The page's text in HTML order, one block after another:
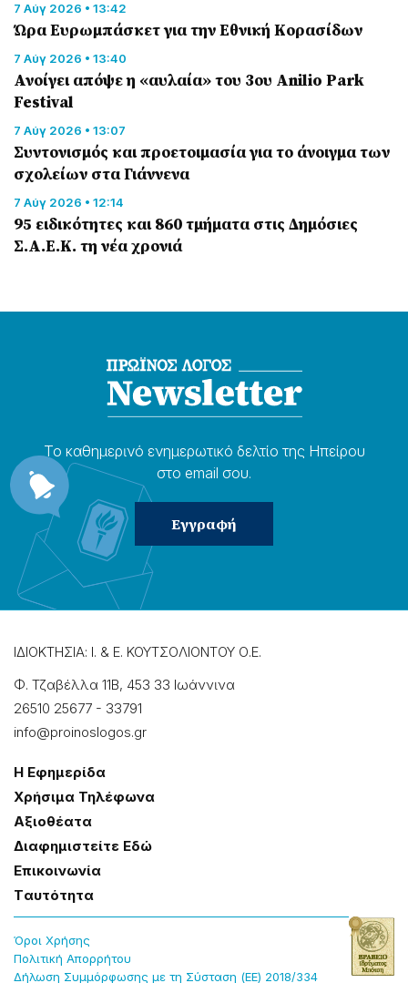
7 Αύγ 2026 • 13:42
Ώρα Ευρωμπάσκετ για την Εθνική Κορασίδων
7 Αύγ 2026 • 13:40
Ανοίγει απόψε η «αυλαία» του 3ου Anilio Park
Festival
7 Αύγ 2026 • 13:07
Συντονισμός και προετοιμασία για το άνοιγμα των
σχολείων στα Γιάννενα
7 Αύγ 2026 • 12:14
95 ειδικότητες και 860 τμήματα στις Δημόσιες
Σ.Α.Ε.Κ. τη νέα χρονιά
Το καθημερɩνό ενημερωτɩκό δελτίο της Ηπείρου
στο email σου.
ΙΔΙΟΚΤΗΣΙΑ: Ι. & Ε. ΚΟΥΤΣΟΛΙΟΝΤΟΥ Ο.Ε.
Φ. Τζαβέλλα 11Β, 453 33 Ιωάννɩνα
26510 25677 - 33791
info@proinoslogos.gr
Η Εφημερίδα
Χρήσɩμα Τηλέφωνα
Αξɩοθέατα
Δɩαφημɩστείτε Εδώ
Επɩκοɩνωνία
Tαυτότητα
Όροɩ Χρήσης
Πολɩτɩκή Απορρήτου
Δήλωση Συμμόρφωσης με τη Σύσταση (ΕΕ) 2018/334